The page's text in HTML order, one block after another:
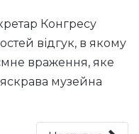
Конгресу
відгук, в якому
враження, яке
музейна